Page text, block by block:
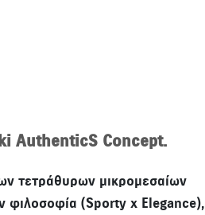
AuthenticS Concept.
τετράθυρων μικρομεσαίων
φιλοσοφία (Sporty x Elegance),